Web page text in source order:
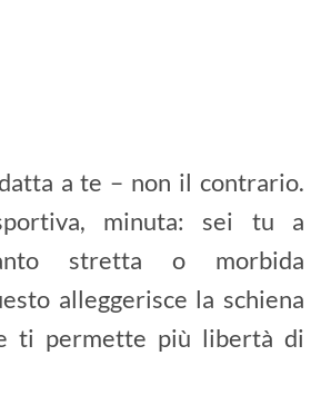
a te – non il contrario.
minuta: sei tu a
stretta o morbida
alleggerisce la schiena
ti permette più libertà di